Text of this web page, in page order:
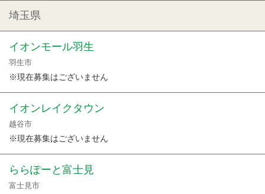
埼玉県
羽生市
イオンモール羽生
※現在募集はございません
越谷市
イオンレイクタウン
※現在募集はございません
富士見市
ららぽーと富士見